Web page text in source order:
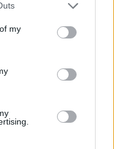
one or more Google
You may click to
third-party tags to
in below Google
my
στην